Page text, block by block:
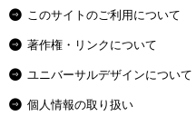
このサイトのご利用について
著作権・リンクについて
ユニバーサルデザインについて
個人情報の取り扱い